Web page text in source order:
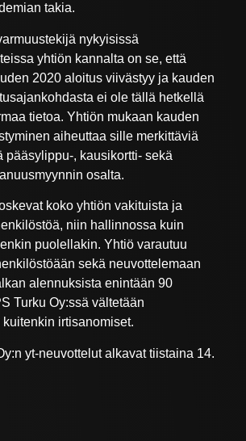
takia.
nykyisissä
yhtiön kannalta on se, että
2020 aloitus viivästyy ja kauden
ei ole tällä hetkellä
tietoa. Yhtiön mukaan kauden
aiheuttaa sille merkittäviä
pääsylippu-, kausikortti- sekä
osalta.
koko yhtiön vakituista ja
niin hallinnossa kuin
puolellakin. Yhtiö varautuu
sekä neuvottelemaan
alennuksista enintään 90
Turku Oy:ssä vältetään
irtisanomiset.
yt-neuvottelut alkavat tiistaina 14.